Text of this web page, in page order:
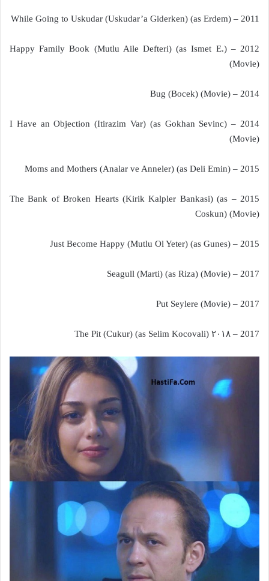
2011 – While Going to Uskudar (Uskudar’a Giderken) (as Erdem)
2012 – Happy Family Book (Mutlu Aile Defteri) (as Ismet E.)
(Movie)
2014 – Bug (Bocek) (Movie)
2014 – I Have an Objection (Itirazim Var) (as Gokhan Sevinc)
(Movie)
2015 – Moms and Mothers (Analar ve Anneler) (as Deli Emin)
2015 – The Bank of Broken Hearts (Kirik Kalpler Bankasi) (as
Coskun) (Movie)
2015 – Just Become Happy (Mutlu Ol Yeter) (as Gunes)
2017 – Seagull (Marti) (as Riza) (Movie)
2017 – Put Seylere (Movie)
2017 – ۲۰۱۸ The Pit (Cukur) (as Selim Kocovali)